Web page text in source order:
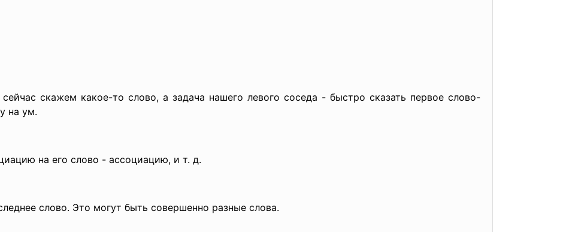
скажем какое-то слово, а задача нашего левого соседа - быстро сказать первое слово-
на ум.
на его слово - ассоциацию, и т. д.
слово. Это могут быть совершенно разные слова.